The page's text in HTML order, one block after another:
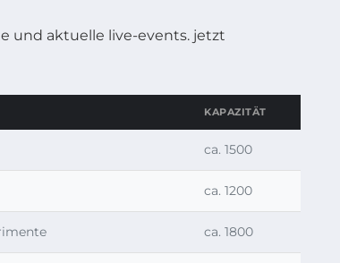
KAPAZITÄT
ca. 1500
ca. 1200
ca. 1800